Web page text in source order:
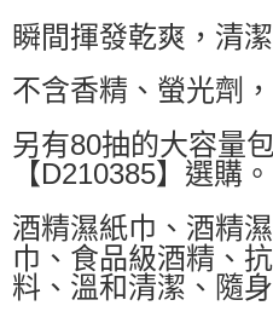
7-11取貨付款
每筆NT$60，滿NT$499(含以上)
付款後7-11取貨
每筆NT$60，滿NT$499(含以上)
黑貓宅配
每筆NT$80，滿NT$799(含以上)
宅配
每筆NT$80，滿NT$799(含以上)
瞬間揮發乾爽，清
不含香精、螢光劑
另有80抽的大容量
【D210385】選購。
酒精濕紙巾、酒精
巾、食品級酒精、
料、溫和清潔、隨